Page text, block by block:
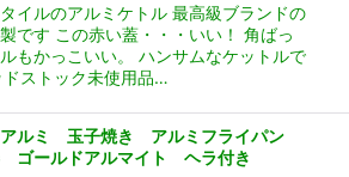
イルのアルミケトル 最高級ブランドの
です この赤い蓋・・・いい！ 角ばっ
もかっこいい。 ハンサムなケットルで
ストック未使用品…
アルミ 玉子焼き アルミフライパン
ゴールドアルマイト ヘラ付き